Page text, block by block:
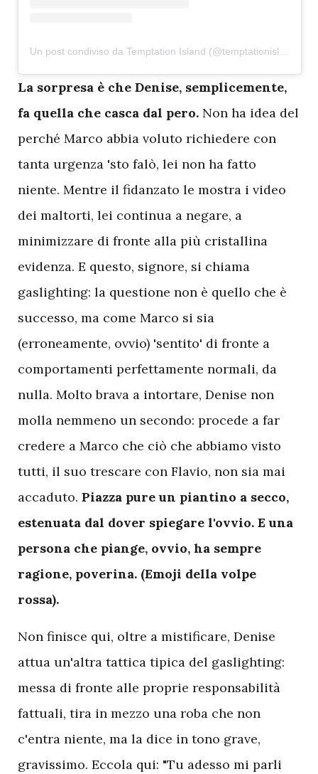
La sorpresa è che Denise, semplicemente,
fa quella che casca dal pero. Non ha idea del
perché Marco abbia voluto richiedere con
tanta urgenza 'sto falò, lei non ha fatto
niente. Mentre il fidanzato le mostra i video
dei maltorti, lei continua a negare, a
minimizzare di fronte alla più cristallina
evidenza. E questo, signore, si chiama
gaslighting: la questione non è quello che è
successo, ma come Marco si sia
(erroneamente, ovvio) 'sentito' di fronte a
comportamenti perfettamente normali, da
nulla. Molto brava a intortare, Denise non
molla nemmeno un secondo: procede a far
credere a Marco che ciò che abbiamo visto
tutti, il suo trescare con Flavio, non sia mai
accaduto. Piazza pure un piantino a secco,
estenuata dal dover spiegare l'ovvio. E una
persona che piange, ovvio, ha sempre
ragione, poverina. (Emoji della volpe
rossa).
Non finisce qui, oltre a mistificare, Denise
attua un'altra tattica tipica del gaslighting:
messa di fronte alle proprie responsabilità
fattuali, tira in mezzo una roba che non
c'entra niente, ma la dice in tono grave,
gravissimo. Eccola qui: "Tu adesso mi parli